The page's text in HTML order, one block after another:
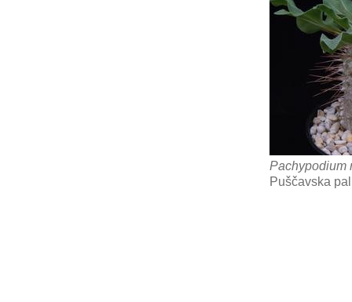
Pachypodium
Puščavska